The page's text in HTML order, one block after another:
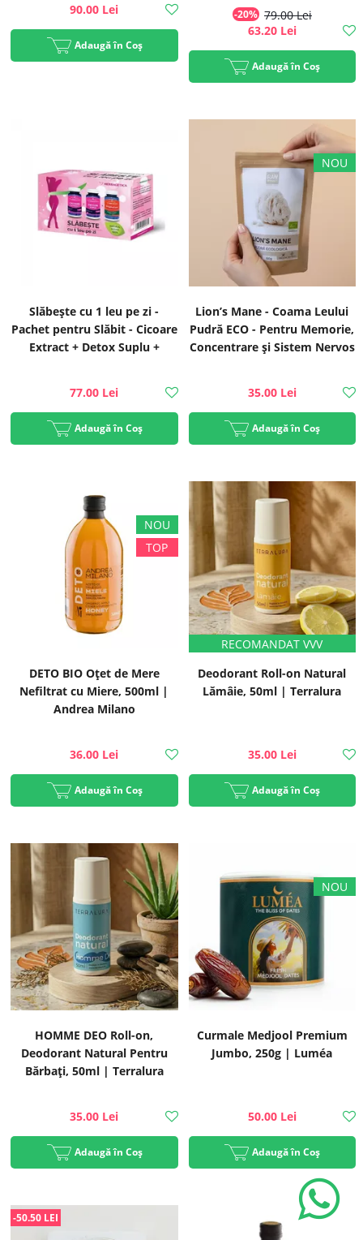
90.00 Lei
Adaugă în Coș
-20% 79.00 Lei
63.20 Lei
Adaugă în Coș
Slăbește cu 1 leu pe zi -
Pachet pentru Slăbit - Cicoare
Extract + Detox Suplu +
77.00 Lei
Adaugă în Coș
Lion’s Mane - Coama Leului
Pudră ECO - Pentru Memorie,
Concentrare și Sistem Nervos
35.00 Lei
Adaugă în Coș
DETO BIO Oțet de Mere
Nefiltrat cu Miere, 500ml |
Andrea Milano
36.00 Lei
Adaugă în Coș
Deodorant Roll-on Natural
Lămâie, 50ml | Terralura
35.00 Lei
Adaugă în Coș
HOMME DEO Roll-on,
Deodorant Natural Pentru
Bărbați, 50ml | Terralura
35.00 Lei
Adaugă în Coș
Curmale Medjool Premium
Jumbo, 250g | Luméa
50.00 Lei
Adaugă în Coș
-50.50 LEI